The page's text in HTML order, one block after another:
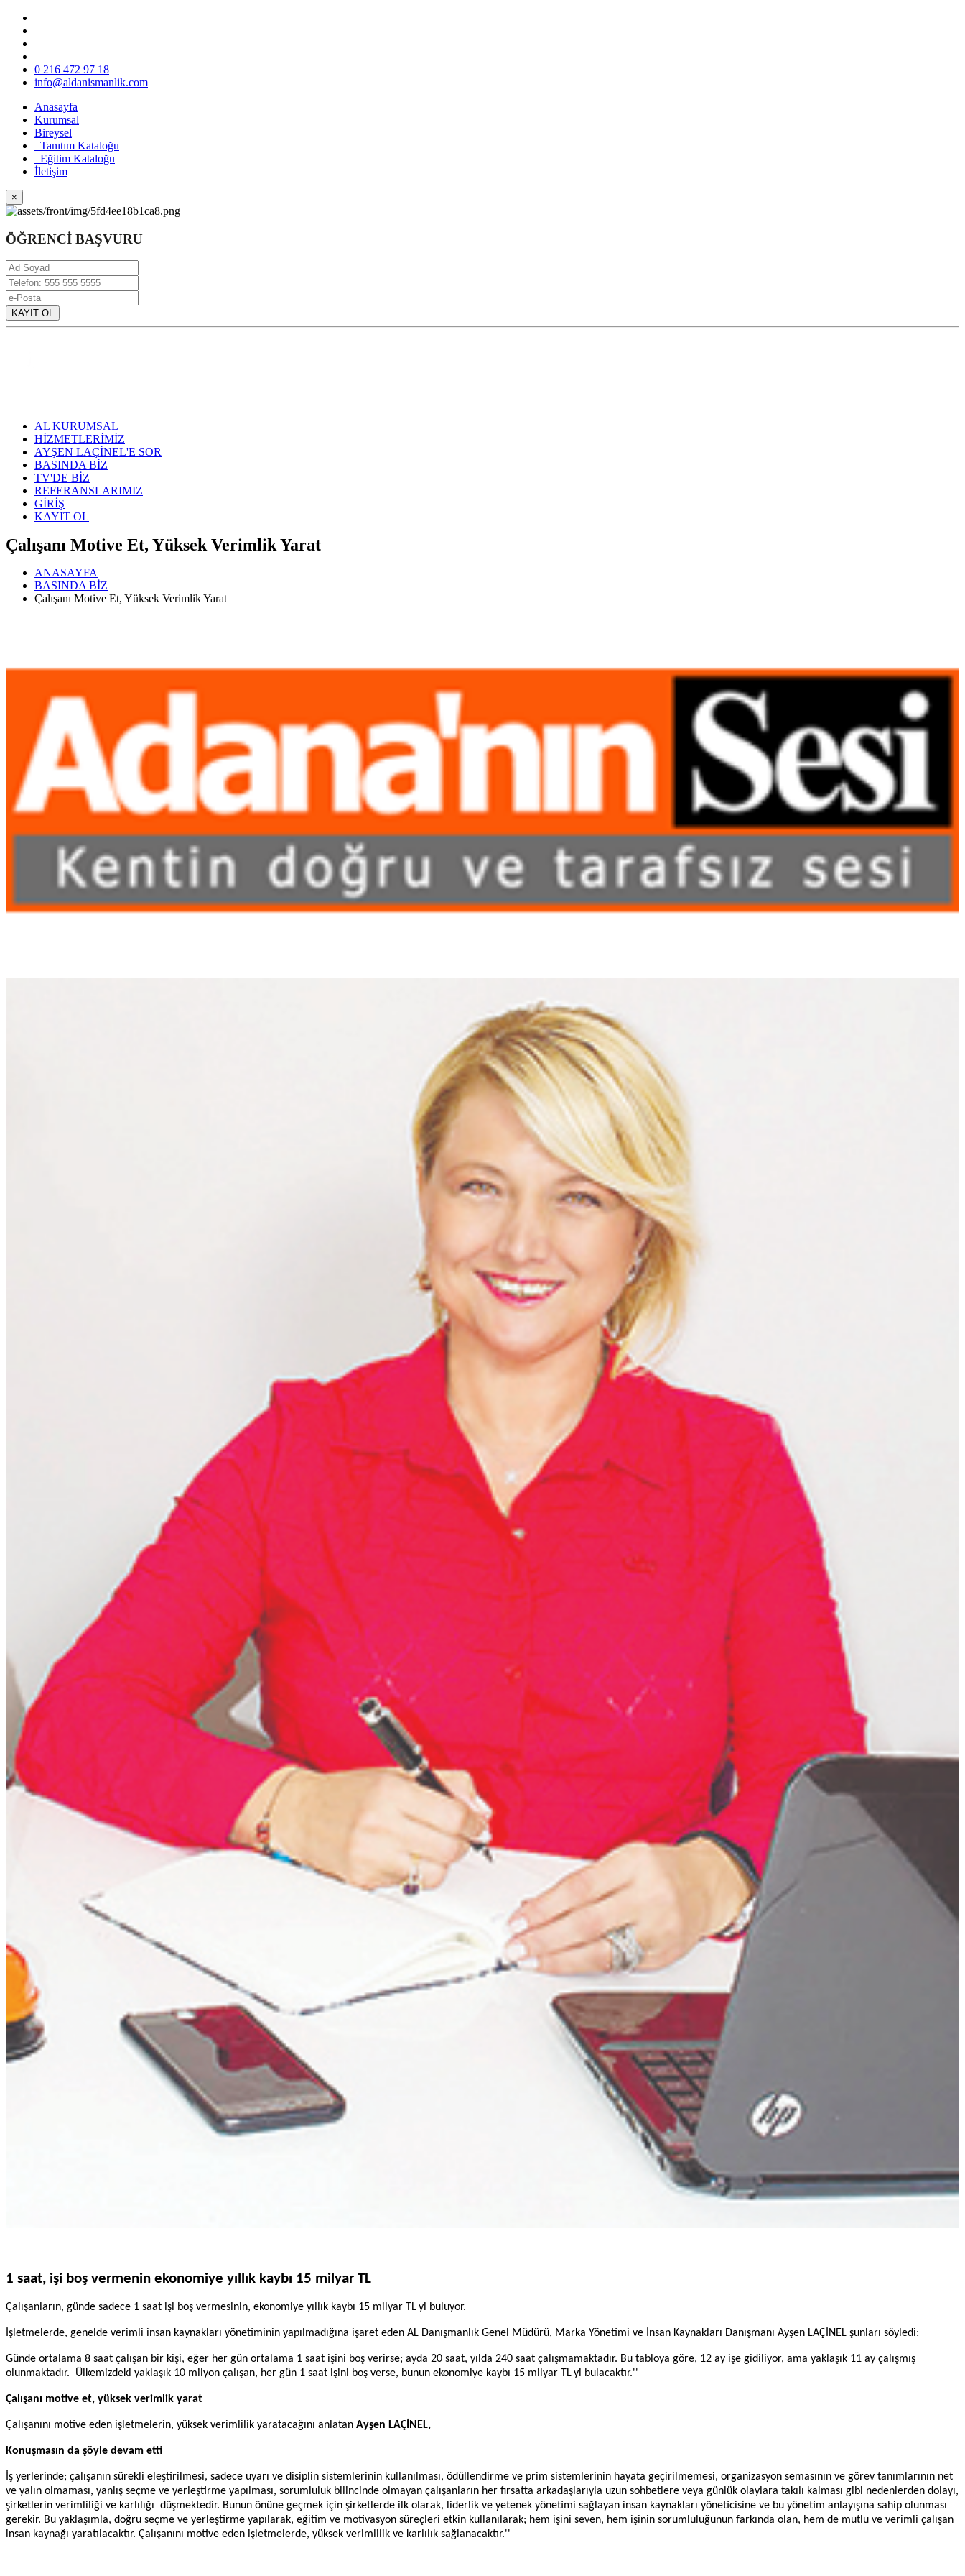
0 216 472 97 18
info@aldanismanlik.com
Anasayfa
Kurumsal
Bireysel
Tanıtım Kataloğu
Eğitim Kataloğu
İletişim
×
ÖĞRENCİ BAŞVURU
KAYIT OL
AL KURUMSAL
HİZMETLERİMİZ
AYŞEN LAÇİNEL'E SOR
BASINDA BİZ
TV'DE BİZ
REFERANSLARIMIZ
GİRİŞ
KAYIT OL
Çalışanı Motive Et, Yüksek Verimlik Yarat
ANASAYFA
BASINDA BİZ
Çalışanı Motive Et, Yüksek Verimlik Yarat
1 saat, işi boş vermenin ekonomiye yıllık kaybı 15 milyar TL
Çalışanların, günde sadece 1 saat işi boş vermesinin, ekonomiye yıllık kaybı 15 milyar TLyi buluyor.
İşletmelerde, genelde verimli insan kaynakları yönetiminin yapılmadığına işaret eden AL Danışmanlık Genel Müdürü, Marka Yönetimi ve İnsan Kaynakları Danışmanı Ayşen LAÇİNEL şunları söyledi:
Günde ortalama 8 saat çalışan bir kişi, eğer her gün ortalama 1 saat işini boş verirse; ayda 20 saat, yılda 240 saat çalışmamaktadır. Bu tabloya göre, 12 ay işe gidiliyor, ama yaklaşık 11 ay çalışmış
olunmaktadır. Ülkemizdeki yaklaşık 10 milyon çalışan, her gün 1 saat işini boş verse, bunun ekonomiye kaybı 15 milyar TLyi bulacaktr.''
Çalışanı motive et, yüksek verimlik yarat
Çalışanını motive eden işletmelerin, yüksek verimlilik yaratacağını anlatan Ayşen LAÇİNEL,
Konuşmasın da şöyle devam etti
İş yerlerinde; çalışanın sürekli eleştirilmesi, sadece uyarı ve disiplin sistemlerinin kullanılması, ödüllendirme ve prim sistemlerinin hayata geçirilmemesi, organizasyon semasının ve görev tanımlarının net
ve yalın olmaması, yanlış seçme ve yerleştirme yapılması, sorumluluk bilincinde olmayan çalışanların her fırsatta arkadaşlarıyla uzun sohbetlere veya günlük olaylara takılı kalması gibi nedenlerden dolayı,
şirketlerin verimliliği ve karlılığı düşmektedir. Bunun önüne geçmek için şirketlerde ilk olarak, liderlik ve yetenek yönetimi sağlayan insan kaynakları yöneticisine ve bu yönetim anlayışına sahip olunması
gerekir. Bu yaklaşımla, doğru seçme ve yerleştirme yapılarak, eğitim ve motivasyon süreçleri etkin kullanılarak; hem işini seven, hem işinin sorumluluğunun farkında olan, hem de mutlu ve verimli çalışan
insan kaynağı yaratılacaktır. Çalışanını motive eden işletmelerde, yüksek verimlilik ve karlılık sağlanacaktır.''